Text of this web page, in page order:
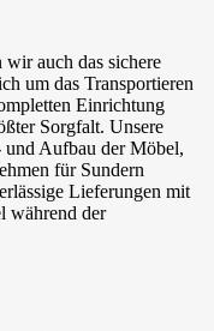
auch das sichere
um das Transportieren
Einrichtung
Sorgfalt. Unsere
und Aufbau der Möbel,
für Sundern
Lieferungen mit
während der